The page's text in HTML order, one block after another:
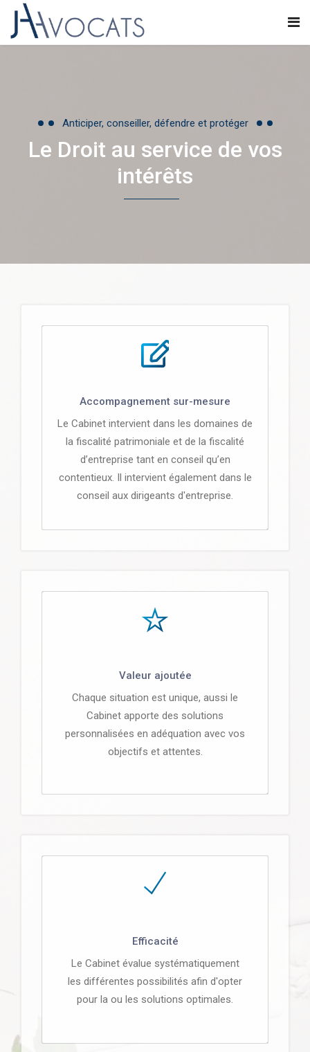
Anticiper, conseiller, défendre et protéger
Le Droit au service de vos
intérêts
Accompagnement sur-mesure
Le Cabinet intervient dans les domaines de
la fiscalité patrimoniale et de la fiscalité
d’entreprise tant en conseil qu’en
contentieux. Il intervient également dans le
conseil aux dirigeants d'entreprise.
Valeur ajoutée
Chaque situation est unique, aussi le
Cabinet apporte des solutions
personnalisées en adéquation avec vos
objectifs et attentes.
Efficacité
Le Cabinet évalue systématiquement
les différentes possibilités afin d'opter
pour la ou les solutions optimales.